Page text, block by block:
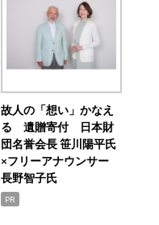
故人の「想い」かなえ
る 遺贈寄付 日本財
団名誉会長 笹川陽平氏
×フリーアナウンサー
長野智子氏
PR